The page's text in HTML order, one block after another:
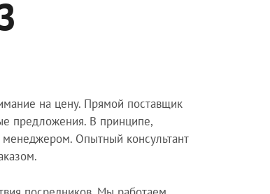
на цену. Прямой поставщик
предложения. В принципе,
Опытный консультант